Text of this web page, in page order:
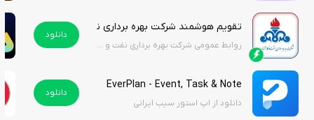
تقویم هوشمند شرکت بهره برداری نفت و گاز آغاجاری | Aghajari Oil and Gas Exploitation Company Smart Calendar
روابط عمومی شرکت بهره برداری نفت و گاز آغاجاری
دانلود
EverPlan - Event, Task & Note
دانلود از اپ استور سیب ایرانی
دانلود